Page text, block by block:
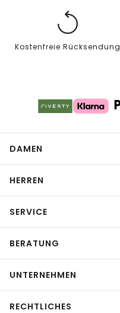
Kostenfreie Rücksendung
DAMEN
HERREN
SERVICE
BERATUNG
UNTERNEHMEN
RECHTLICHES